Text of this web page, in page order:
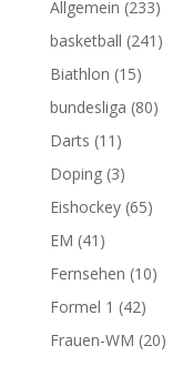
Allgemein (233)
basketball (241)
Biathlon (15)
bundesliga (80)
Darts (11)
Doping(3)
Eishockey(65)
EM (41)
Fernsehen (10)
Formel 1 (42)
Frauen-WM (20)